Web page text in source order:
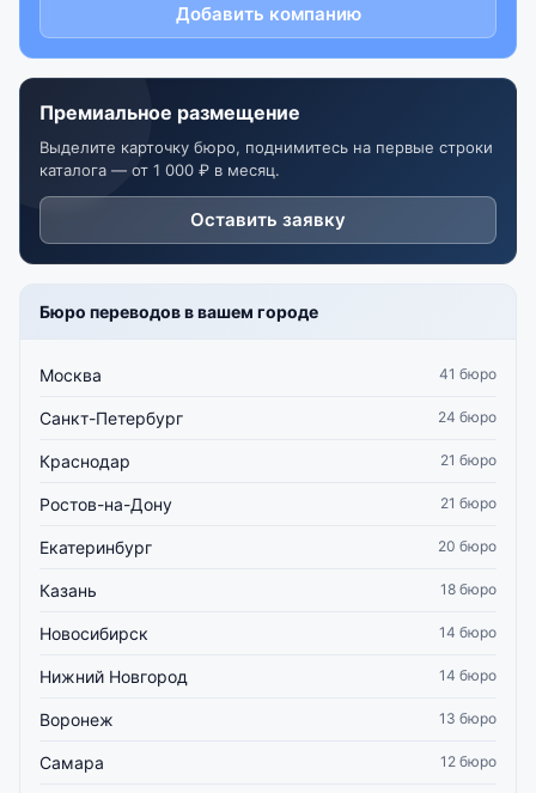
Добавить компанию
Премиальное размещение
Выделите карточку бюро, поднимитесь на первые строки
каталога — от 1 000 ₽ в месяц.
Оставить заявку
Бюро переводов в вашем городе
Москва 41 бюро
Санкт-Петербург 24 бюро
Краснодар 21 бюро
Ростов-на-Дону 21 бюро
Екатеринбург 20 бюро
Казань 18 бюро
Новосибирск 14 бюро
Нижний Новгород 14 бюро
Воронеж 13 бюро
Самара 12 бюро